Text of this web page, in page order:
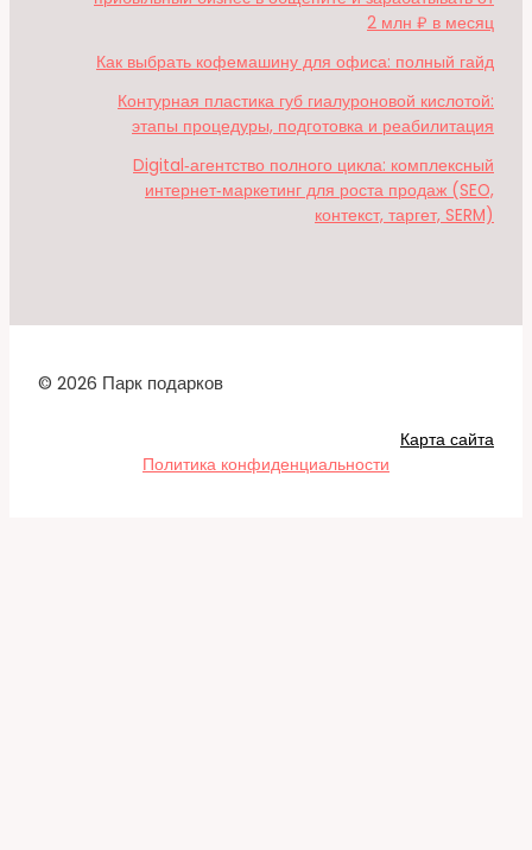
2 млн ₽ в месяц
Как выбрать кофемашину для офиса: полный гайд
Контурная пластика губ гиалуроновой кислотой:
этапы процедуры, подготовка и реабилитация
Digital‑агентство полного цикла: комплексный
интернет‑маркетинг для роста продаж (SEO,
контекст, таргет, SERM)
© 2026 Парк подарков
Карта сайта
Политика конфиденциальности